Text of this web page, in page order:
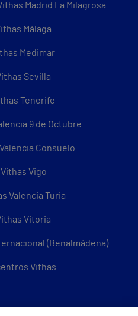
Madrid La Milagrosa
Málaga
Medimar
Sevilla
Tenerife
9 de Octubre
Consuelo
Vigo
Valencia Turia
Vitoria
(Benalmádena)
Vithas